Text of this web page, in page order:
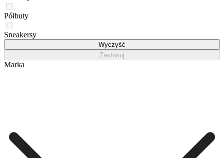
Półbuty
Sneakersy
Wyczyść
Zastosuj
Marka